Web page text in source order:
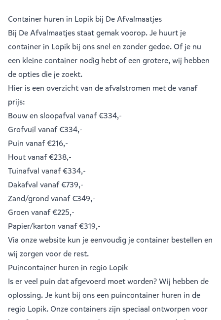
Container huren in Lopik bij De Afvalmaatjes
Bij De Afvalmaatjes staat gemak voorop. Je huurt je
container in Lopik bij ons snel en zonder gedoe. Of je nu
een kleine container nodig hebt of een grotere, wij hebben
de opties die je zoekt.
Hier is een overzicht van de afvalstromen met de vanaf
prijs:
Bouw en sloopafval vanaf €334,-
Grofvuil vanaf €334,-
Puin vanaf €216,-
Houtvanaf €238,-
Tuinafval vanaf €334,-
Dakafval vanaf €739,-
Zand/grondvanaf €349,-
Groen vanaf €225,-
Papier/karton vanaf €319,-
Via onze website kun je eenvoudig jecontainer bestellen en
wij zorgen voor de rest.
Puincontainer huren in regio Lopik
Is er veel puin dat afgevoerd moet worden? Wij hebben de
oplossing. Je kunt bij ons een puincontainer huren in de
regio Lopik. Onze containers zijn speciaal ontworpen voor